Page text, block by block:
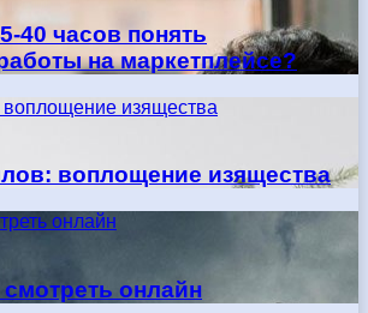
40 часов понять
на маркетплейсе?
воплощение изящества
воплощение изящества
онлайн
онлайн